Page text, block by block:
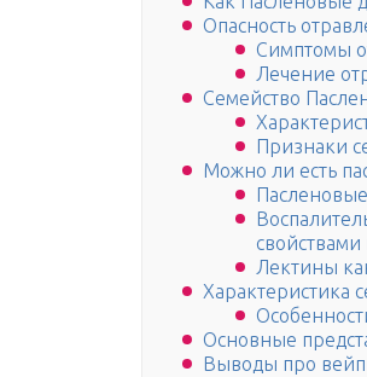
Опасность
Симптомы
Лечение
Семейство
Признаки
Можно ли есть
Лектины
Характеристика
Основные
Выводы про